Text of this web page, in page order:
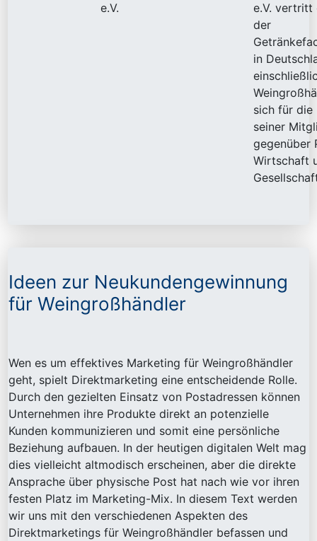
e.V.
e.V. vertritt
der
in
sich für die
seiner
gegenüber
Wirtschaft
Ideen zur Neukundengewinnung
für Weingroßhändler
Wen es um effektives Marketing für Weingroßhändler
geht, spielt Direktmarketing eine entscheidende Rolle.
Durch den gezielten Einsatz von Postadressen können
Unternehmen ihre Produkte direkt an potenzielle
Kunden kommunizieren und somit eine persönliche
Beziehung aufbauen. In der heutigen digitalen Welt mag
dies vielleicht altmodisch erscheinen, aber die direkte
Ansprache über physische Post hat nach wie vor ihren
festen Platz im Marketing-Mix. In diesem Text werden
wir uns mit den verschiedenen Aspekten des
Direktmarketings für Weingroßhändler befassen und